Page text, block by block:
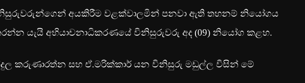
අයකිරීම වළක්වාලමින් පනවා ඇති තහනම් නියෝගය
කරන්න යැයි අභියාචනාධිකරණයේ විනිසුරුවරු අද (09) නි‍යෝග කළහ.
කරුණාරත්න සහ ඒ.මරික්කාර් යන විනිසුරු මඩුල්ල විසින් මේ